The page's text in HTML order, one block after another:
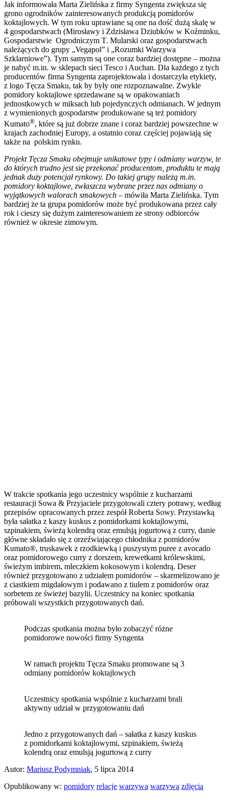
Jak informowała Marta Zielińska z firmy Syngenta zwiększa się
grono ogrodników zainteresowanych produkcją pomidorów
koktajlowych. W tym roku uprawiane są one na dość dużą skalę w
4 gospodarstwach (Mirosławy i Zdzisława Dziubków w Koźminku,
Gospodarstwie Ogrodniczym T. Mularski oraz gospodarstwach
należących do grupy „Vegapol” i „Rozumki Warzywa
Szklarniowe”). Tym samym są one coraz bardziej dostępne – można
je nabyć m.in. w sklepach sieci Tesco i Auchan. Dla każdego z tych
producentów firma Syngenta zaprojektowała i dostarczyła etykiety,
z logo Tęcza Smaku, tak by były one rozpoznawalne. Zwykle
pomidory koktajlowe sprzedawane są w opakowaniach
jednostkowych w miksach lub pojedynczych odmianach. W jednym
z wymienionych gospodarstw produkowane są też pomidory
Kumato®, które są już dobrze znane i coraz bardziej powszechne w
krajach zachodniej Europy, a ostatnio coraz częściej pojawiają się
także na polskim rynku.
Projekt Tęcza Smaku obejmuje unikatowe typy i odmiany warzyw, te
do których trudno jest się przekonać producentom, produktu te mają
jednak duży potencjał rynkowy. Do takiej grupy należą m.in.
pomidory koktajlowe, zwłaszcza wybrane przez nas odmiany o
wyjątkowych walorach smakowych – mówiła Marta Zielińska. Tym
bardziej że ta grupa pomidorów może być produkowana przez cały
rok i cieszy się dużym zainteresowaniem ze strony odbiorców
również w okresie zimowym.
W trakcie spotkania jego uczestnicy wspólnie z kucharzami
restauracji Sowa & Przyjaciele przygotowali cztery potrawy, według
przepisów opracowanych przez zespół Roberta Sowy. Przystawką
była sałatka z kaszy kuskus z pomidorkami koktajlowymi,
szpinakiem, świeżą kolendrą oraz emulsją jogurtową z curry, danie
główne składało się z orzeźwiającego chłodnika z pomidorów
Kumato®, truskawek z rzodkiewką i puszystym puree z avocado
oraz pomidorowego curry z dorszem, krewetkami królewskimi,
świeżym imbirem, mleczkiem kokosowym i kolendrą. Deser
również przygotowano z udziałem pomidorów – skarmelizowano je
z ciastkiem migdałowym i podawano z tiulem z pomidorów oraz
sorbetem ze świeżej bazylii. Uczestnicy na koniec spotkania
próbowali wszystkich przygotowanych dań.
Podczas spotkania można było zobaczyć różne
pomidorowe nowości firmy Syngenta
W ramach projektu Tęcza Smaku promowane są 3
odmiany pomidorów koktajlowych
Uczestnicy spotkania wspólnie z kucharzami brali
aktywny udział w przygotowaniu dań
Jedno z przygotowanych dań – sałatka z kaszy kuskus
z pomidorkami koktajlowymi, szpinakiem, świeżą
kolendrą oraz emulsją jogurtową z curry
Autor: Mariusz Podymniak, 5 lipca 2014
Opublikowany w: pomidory relacje warzywa warzywa zdjęcia